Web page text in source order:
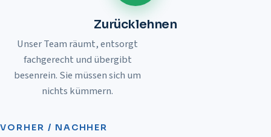
Zurücklehnen
Unser Team räumt, entsorgt
fachgerecht und übergibt
besenrein. Sie müssen sich um
nichts kümmern.
VORHER / NACHHER